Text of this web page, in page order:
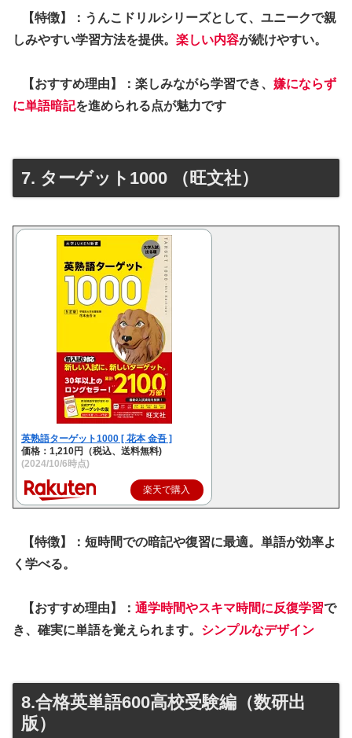
【特徴】：うんこドリルシリーズとして、ユニークで親
しみやすい学習方法を提供。 楽しい内容が続けやすい。
【おすすめ理由】：楽しみながら学習でき、 嫌にならず
に単語暗記を進められる点が魅力です
7. ターゲット1000 （旺文社）
英熟語ターゲット1000 [ 花本 金吾 ]
価格：1,210円（税込、送料無料)
(2024/10/6時点)
楽天で購入
【特徴】：短時間での暗記や復習に最適。単語が効率よ
く学べる。
【おすすめ理由】： 通学時間やスキマ時間に反復学習で
き、確実に単語を覚えられます。 シンプルなデザイン
8.合格英単語600高校受験編（数研出
版）